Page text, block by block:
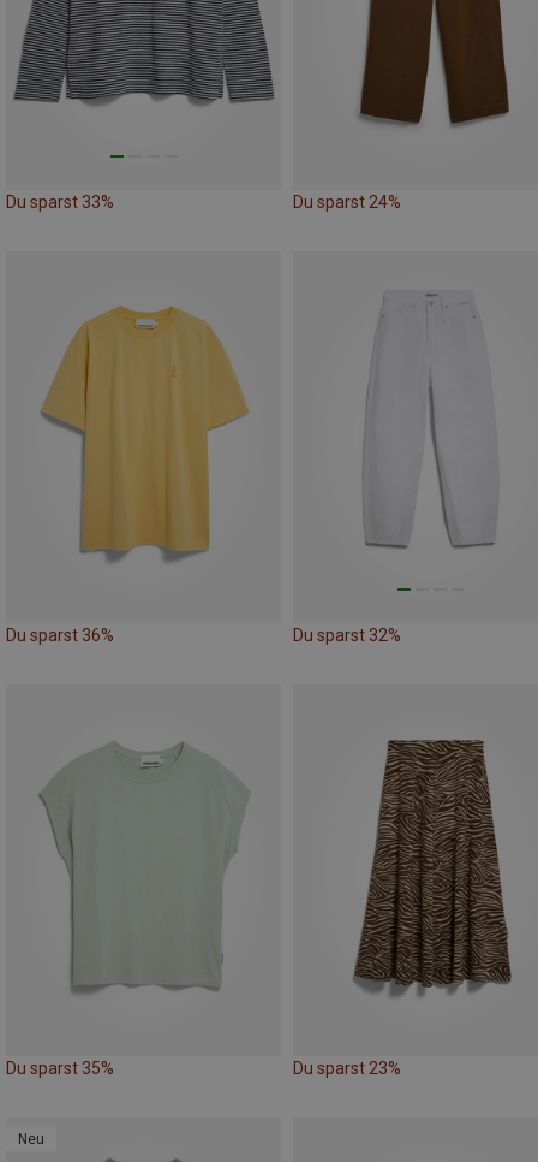
Du sparst 33% Du sparst 24%
Du sparst 36% Du sparst 32%
Du sparst 35% Du sparst 23%
Neu